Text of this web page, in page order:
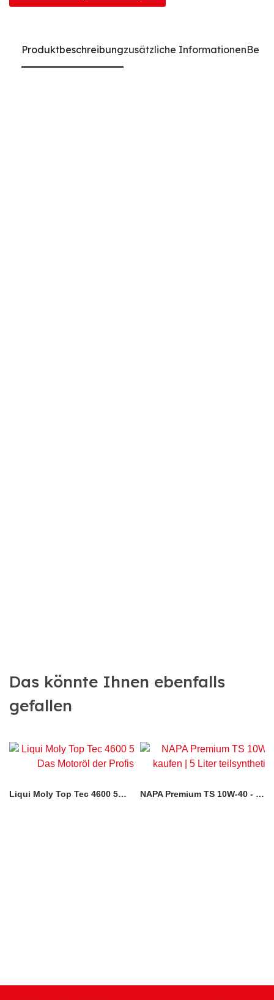
Produktbeschreibungzusätzliche Informationen
Das könnte Ihnen ebenfalls
gefallen
Liqui Moly Top Tec 4600 5W-30 NAPA Premium TS 10W-40 - 5 Liter